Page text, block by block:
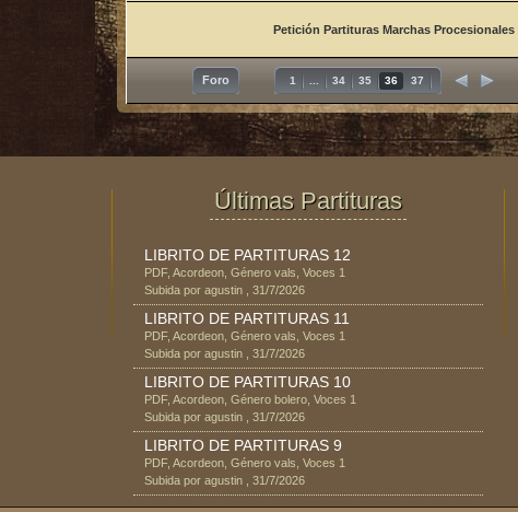
Petición Partituras Marchas Procesionales
Foro 1 34 35 36 37
Últimas Partituras
LIBRITO DE PARTITURAS 12
PDF, Acordeon , Género vals , Voces 1
Subida por agustin 31/7/2026
LIBRITO DE PARTITURAS 11
PDF, Acordeon , Género vals , Voces 1
Subida por agustin 31/7/2026
LIBRITO DE PARTITURAS 10
PDF, Acordeon , Género bolero , Voces 1
Subida por agustin 31/7/2026
LIBRITO DE PARTITURAS 9
PDF, Acordeon , Género vals , Voces 1
Subida por agustin 31/7/2026